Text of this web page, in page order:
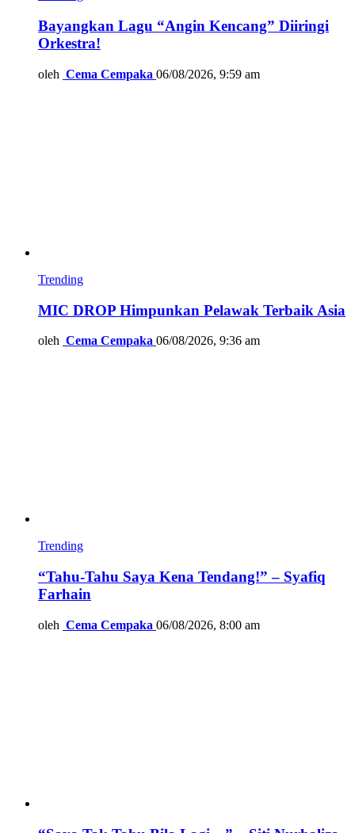
Bayangkan Lagu “Angin Kencang” Diiringi
Orkestra!
oleh Cema Cempaka 06/08/2026, 9:59 am
Trending
MIC DROP Himpunkan Pelawak Terbaik Asia
oleh Cema Cempaka 06/08/2026, 9:36 am
Trending
“Tahu-Tahu Saya Kena Tendang!” – Syafiq
Farhain
oleh Cema Cempaka 06/08/2026, 8:00 am